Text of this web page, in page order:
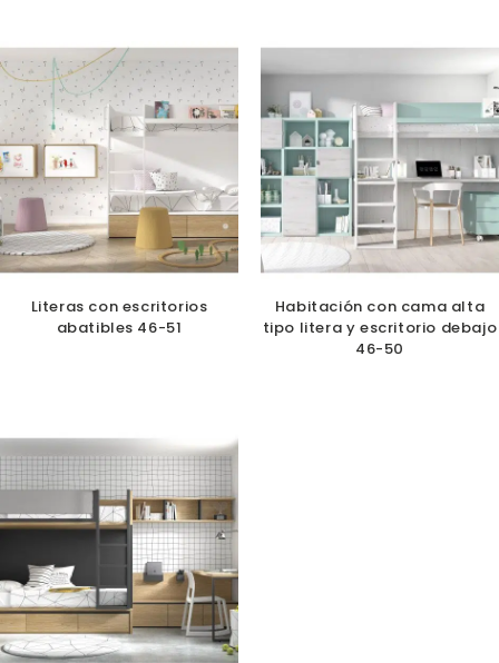
Literas con escritorios
abatibles 46-51
Habitación con cama alta
tipo litera y escritorio debajo
46-50